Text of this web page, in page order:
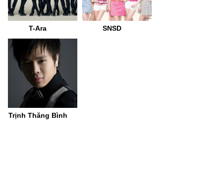
T-Ara SNSD
Trịnh Thăng Bình